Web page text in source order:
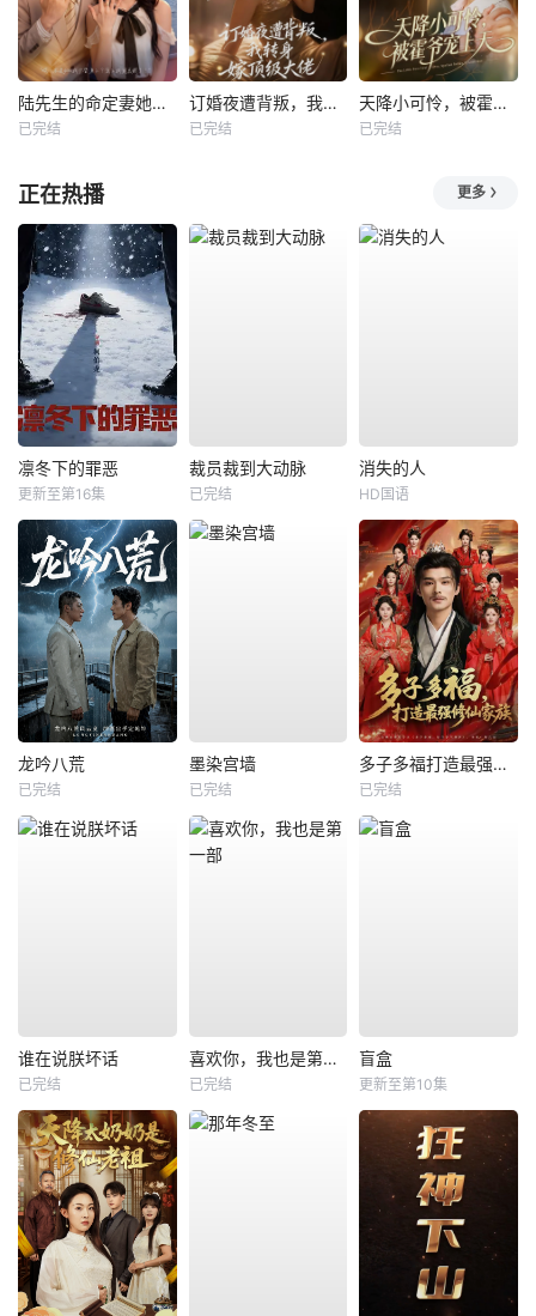
陆先生的命定妻她飒又野
已完结
订婚夜遭背叛，我转身嫁顶级大佬
已完结
天降小可怜，被霍爷宠上天
已完结
正在热播 更多
凛冬下的罪恶
更新至第16集
裁员裁到大动脉
已完结
消失的人
HD国语
龙吟八荒
已完结
墨染宫墙
已完结
多子多福打造最强修仙家族
已完结
谁在说朕坏话
已完结
喜欢你，我也是第一部
已完结
盲盒
更新至第10集